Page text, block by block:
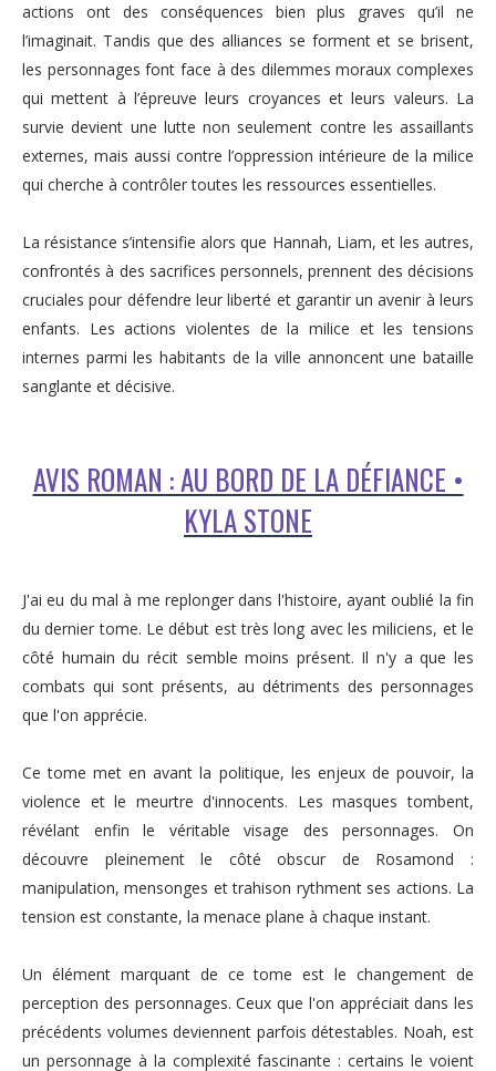
actions ont des conséquences bien plus graves qu’il ne
l’imaginait. Tandis que des alliances se forment et se brisent,
les personnages font face à des dilemmes moraux complexes
qui mettent à l’épreuve leurs croyances et leurs valeurs. La
survie devient une lutte non seulement contre les assaillants
externes, mais aussi contre l’oppression intérieure de la milice
qui cherche à contrôler toutes les ressources essentielles.
La résistance s’intensifie alors que Hannah, Liam, et les autres,
confrontés à des sacrifices personnels, prennent des décisions
cruciales pour défendre leur liberté et garantir un avenir à leurs
enfants. Les actions violentes de la milice et les tensions
internes parmi les habitants de la ville annoncent une bataille
sanglante et décisive.
AVIS ROMAN : AU BORD DE LA DÉFIANCE •
KYLA STONE
J'ai eu du mal à me replonger dans l'histoire, ayant oublié la fin
du dernier tome. Le début est très long avec les miliciens, et le
côté humain du récit semble moins présent. Il n'y a que les
combats qui sont présents, au détriments des personnages
que l'on apprécie.
Ce tome met en avant la politique, les enjeux de pouvoir, la
violence et le meurtre d'innocents. Les masques tombent,
révélant enfin le véritable visage des personnages. On
découvre pleinement le côté obscur de Rosamond :
manipulation, mensonges et trahison rythment ses actions. La
tension est constante, la menace plane à chaque instant.
Un élément marquant de ce tome est le changement de
perception des personnages. Ceux que l'on appréciait dans les
précédents volumes deviennent parfois détestables. Noah, est
un personnage à la complexité fascinante : certains le voient